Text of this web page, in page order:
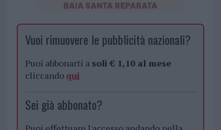
Vuoi rimuovere le pubblicità nazionali?
Puoi abbonarti a soli € 1,10 al mese
cliccando qui
Sei già abbonato?